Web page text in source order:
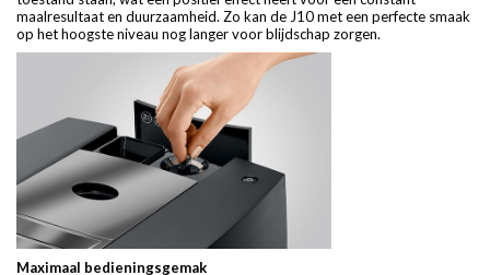
maalresultaat en duurzaamheid. Zo kan de J10 met een perfecte smaak
op het hoogste niveau nog langer voor blijdschap zorgen.
Maximaal bedieningsgemak